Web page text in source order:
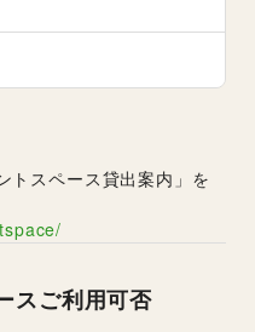
トスペース貸出案内」を
スご利用可否